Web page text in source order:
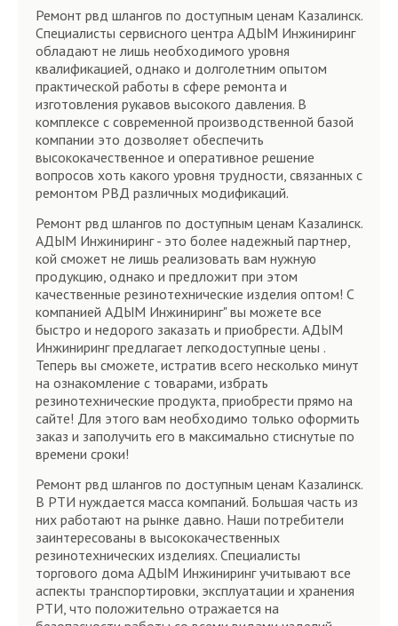
Ремонт рвд шлангов по доступным ценам Казалинск.
Специалисты сервисного центра АДЫМ Инжиниринг
обладают не лишь необходимого уровня
квалификацией, однако и долголетним опытом
практической работы в сфере ремонта и
изготовления рукавов высокого давления. В
комплексе с современной производственной базой
компании это дозволяет обеспечить
высококачественное и оперативное решение
вопросов хоть какого уровня трудности, связанных с
ремонтом РВД различных модификаций.
Ремонт рвд шлангов по доступным ценам Казалинск.
АДЫМ Инжиниринг - это более надежный партнер,
кой сможет не лишь реализовать вам нужную
продукцию, однако и предложит при этом
качественные резинотехнические изделия оптом! С
компанией АДЫМ Инжиниринг" вы можете все
быстро и недорого заказать и приобрести. АДЫМ
Инжиниринг предлагает легкодоступные цены .
Теперь вы сможете, истратив всего несколько минут
на ознакомление с товарами, избрать
резинотехнические продукта, приобрести прямо на
сайте! Для этого вам необходимо только оформить
заказ и заполучить его в максимально стиснутые по
времени сроки!
Ремонт рвд шлангов по доступным ценам Казалинск.
В РТИ нуждается масса компаний. Большая часть из
них работают на рынке давно. Наши потребители
заинтересованы в высококачественных
резинотехнических изделиях. Специалисты
торгового дома АДЫМ Инжиниринг учитывают все
аспекты транспортировки, эксплуатации и хранения
РТИ, что положительно отражается на